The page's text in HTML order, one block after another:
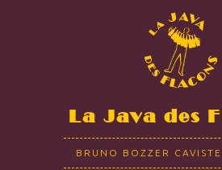
La Java des
BRUNO BOZZER